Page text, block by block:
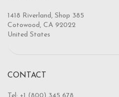
1418 Riverland, Shop 385
Cotowood, CA 92022
United States
CONTACT